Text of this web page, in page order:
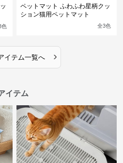
色
ペットマット ふわふわ星柄クッ
ション猫用ペットマット
全3色
イテム一覧へ ›
イテム